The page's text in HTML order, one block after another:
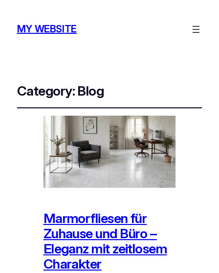
MY WEBSITE
Category: Blog
Marmorfliesen für
Zuhause und Büro –
Eleganz mit zeitlosem
Charakter